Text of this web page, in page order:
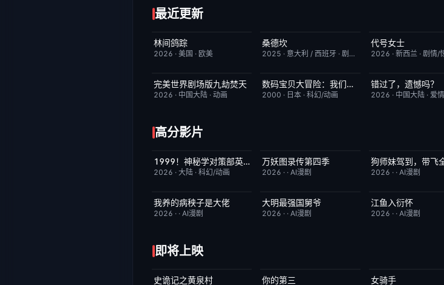
最近更新
更新至第01集
林间鸽踪
2026 · 美国 · 欧美
完结
桑德坎
2025 · 意大利 / 西班牙 ·剧情/动作
完结
代号女士
2026 · 新西兰· 剧情/
HD国语 10.0
完美世界剧场版九劫焚天
2026 · 中国大陆 · 动画
今日更新 8.9数码宝贝大冒险：我们的战争游戏！
2000 · 日本 ·科幻/动画
HD国语
错过了，遗憾吗？
2026 · 中国大陆· 爱情
高分影片
更新至第3集 10.01999！神秘学对策部英语
2026 · 大陆 · 科幻/动画
完结
万妖图录传第四季
2026 · ·AI漫剧
完结
2026 · · AI漫剧
完结 10.0
我养的病秧子是大佬
2026 · · AI漫剧
完结
大明最强国舅爷
2026 · ·AI漫剧
完结
江鱼入衍怀
2026 · · AI漫剧
即将上映
6月23日更新
史诡记之黄泉村 更新至第02集
你的第三 7月15日更新
女骑手